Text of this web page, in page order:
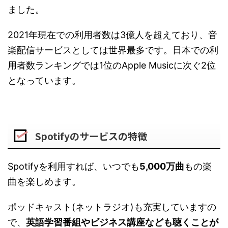
ました。
2021年現在での利用者数は3億人を超えており、音
楽配信サービスとしては世界最多です。日本での利
用者数ランキングでは1位のApple Musicに次ぐ2位
となっています。
Spotifyのサービスの特徴
Spotifyを利用すれば、いつでも5,000万曲もの楽
曲を楽しめます。
ポッドキャスト(ネットラジオ)も充実していますの
で、 英語学習番組やビジネス講座なども聴くことが